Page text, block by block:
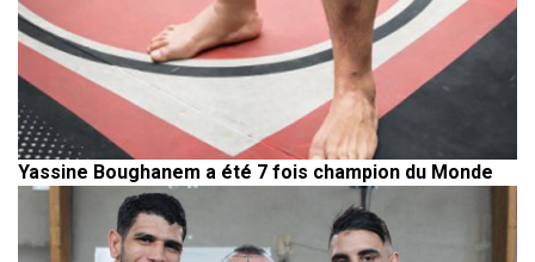
Yassine Boughanem a été 7 fois champion du Monde